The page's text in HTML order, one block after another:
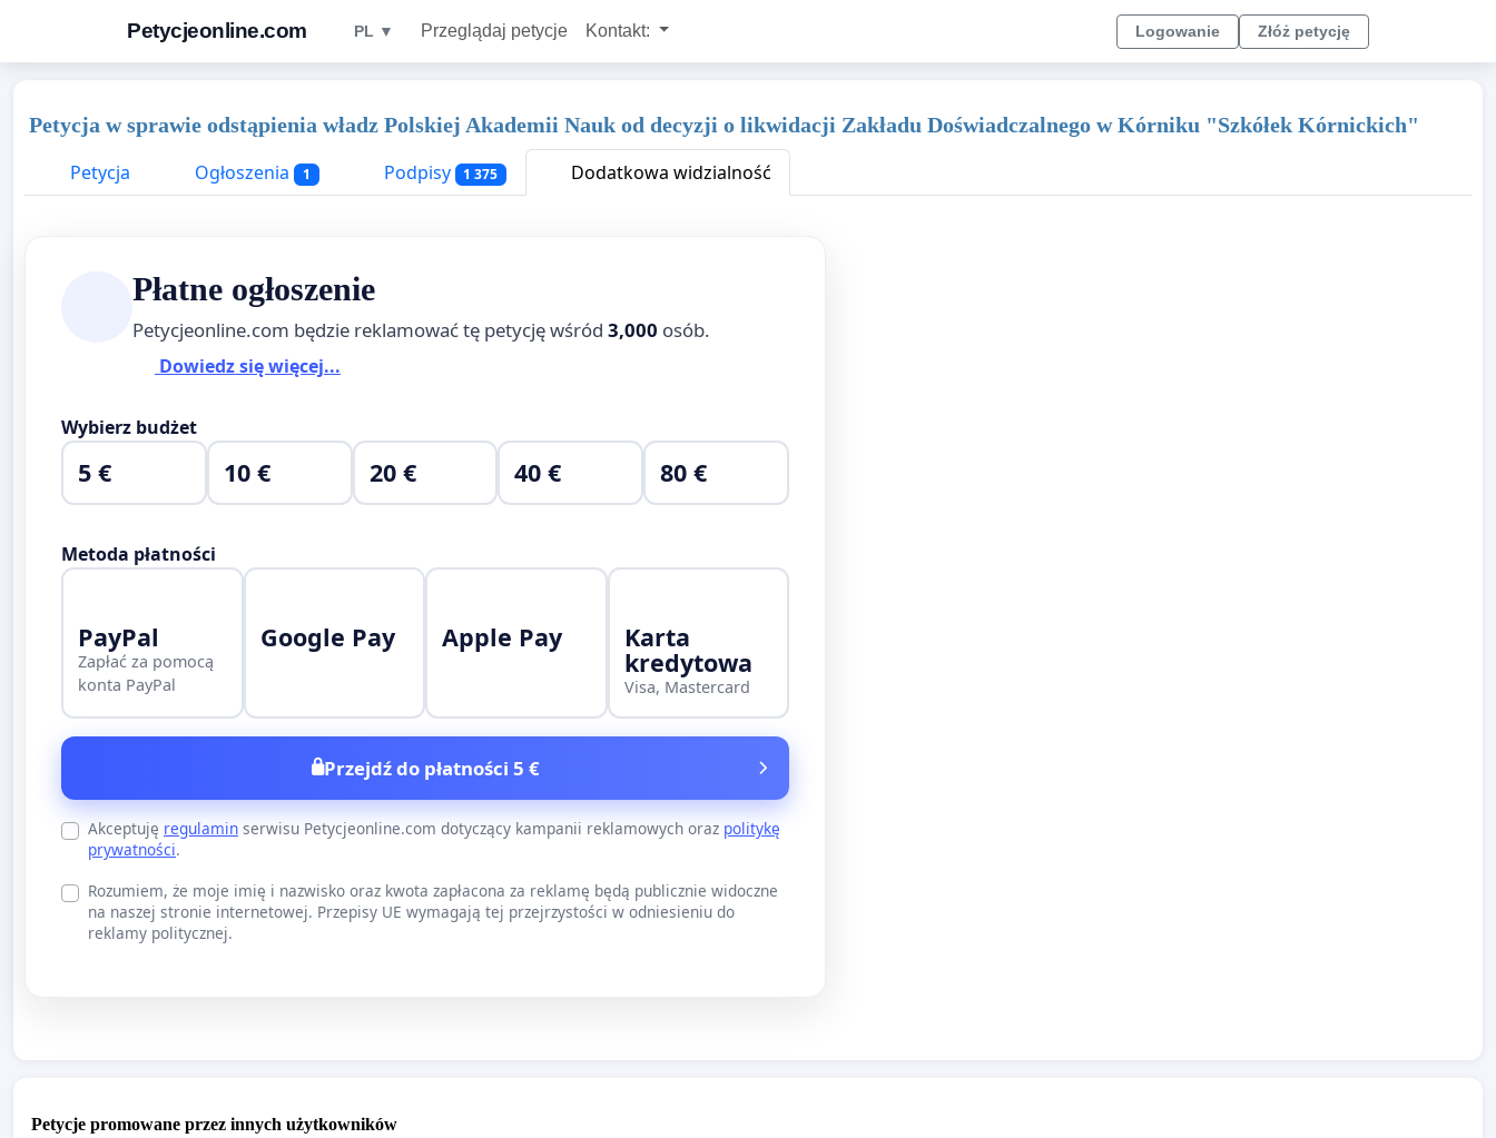
Petycjeonline.com PL ▼ Przeglądaj petycje Kontakt: Logowanie Złóż petycję
Petycja w sprawie odstąpienia władz Polskiej Akademii Nauk od decyzji o likwidacji Zakładu Doświadczalnego w Kórniku "Szkółek Kórnickich"
Petycja
Ogłoszenia 1 Podpisy 1 375 Dodatkowa widzialność
Płatne ogłoszenie
Petycjeonline.com będzie reklamować tę petycję wśród 3,000 osób.
Dowiedz się więcej...
Wybierz budżet
5 € 10 € 20 € 40 € 80 €
Metoda płatności
PayPal
Zapłać za pomocą
konta PayPal
Google Pay Apple Pay Karta
kredytowa
Visa, Mastercard
Przejdź do płatności 5 €
Akceptuję regulamin serwisu Petycjeonline.com dotyczący kampanii reklamowych oraz politykę
prywatności.
Rozumiem, że moje imię i nazwisko oraz kwota zapłacona za reklamę będą publicznie widoczne
na naszej stronie internetowej. Przepisy UE wymagają tej przejrzystości w odniesieniu do
reklamy politycznej.
Petycje promowane przez innych użytkowników